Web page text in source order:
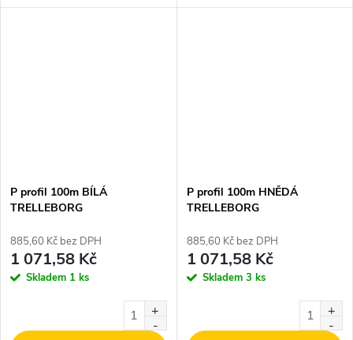
P profil 100m BÍLÁ
TRELLEBORG
885,60 Kč bez DPH
1 071,58 Kč
Skladem 1 ks
P profil 100m HNĚDÁ
TRELLEBORG
885,60 Kč bez DPH
1 071,58 Kč
Skladem 3 ks